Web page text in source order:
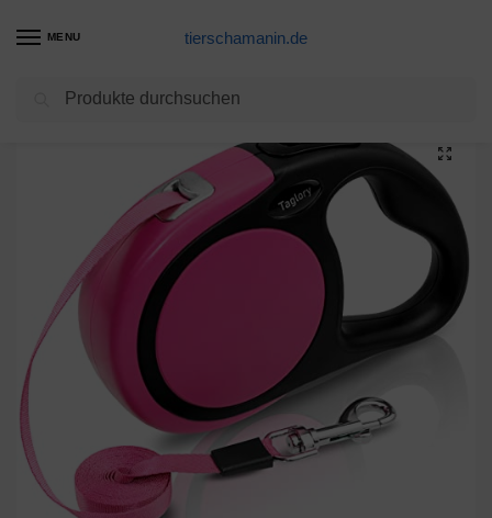
MENU tierschamanin.de
Hundeleinen Produkte / Hundeleine Rollleine Kleine Hunde und Mittelgroße Hunde bis 20 kg, Anti-Rutsch Griff, Sicheres Bremssystem, Pink Roll-Leine 5m